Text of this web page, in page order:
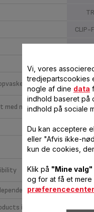
CLIP-
med mikrobølgeovn
parts
in package
Vi, vores
tredjepartscookies
nogle af dine data
indhold baseret på
indhold på sociale
Du kan acceptere
eller "Afvis ikke-
kun de cookies,
Klik på "Mine valg"
og for at få et mere
præferencecenter